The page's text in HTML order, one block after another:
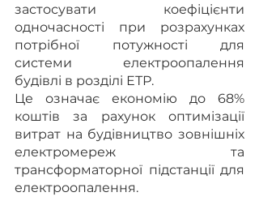
застосувати коефіцієнти
одночасності при розрахунках
потрібної потужності для
системи електроопалення
будівлі в розділі ЕТР.
Це означає економію до 68%
коштів за рахунок оптимізації
витрат на будівництво зовнішніх
електромереж та
трансформаторної підстанції для
електроопалення.